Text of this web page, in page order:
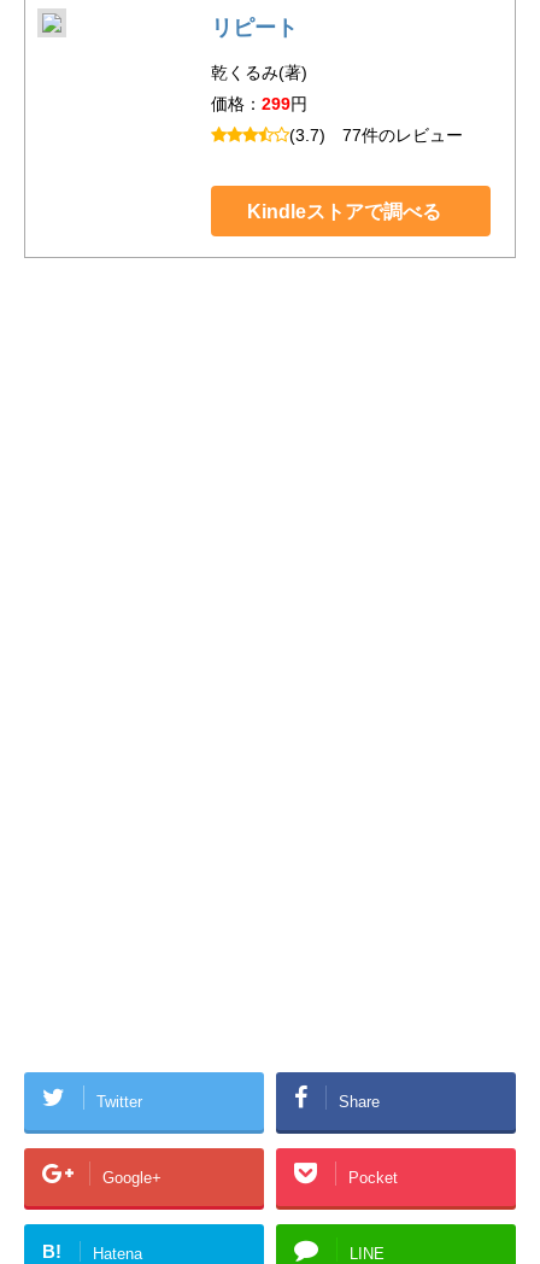
リピート
乾くるみ(著)
価格： 299円
(3.7) 77件のレビュー
Kindleストアで調べる
Twitter Share
Google+ Pocket
B! Hatena LINE